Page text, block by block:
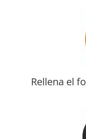
Rellena el